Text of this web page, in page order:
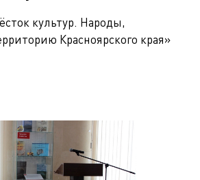
культур. Народы,
Красноярского края»